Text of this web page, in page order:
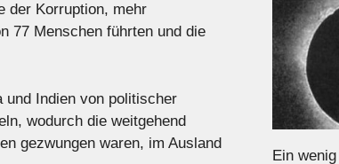
der Korruption, mehr
77 Menschen führten und die
und Indien von politischer
wodurch die weitgehend
gezwungen waren, im Ausland
Ein